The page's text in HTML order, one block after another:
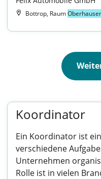
Bottrop, Raum
Koordinator
Ein Koordinator ist
verschiedene
Unternehmen
Rolle ist in vielen